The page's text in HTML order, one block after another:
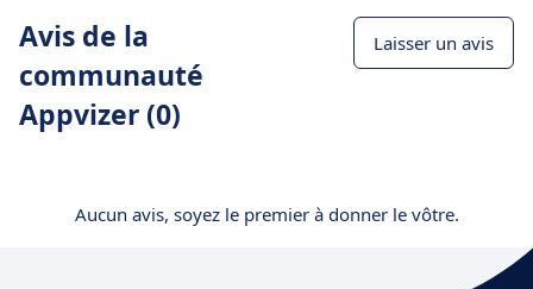
Avis de la
communauté
Appvizer (0)
Laisser un avis
Aucun avis, soyez le premier à donner le vôtre.